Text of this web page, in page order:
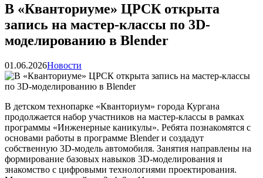
В «Кванториуме» ЦРСК открыта
запись на мастер-классы по 3D-
моделированию в Blender
01.06.2026Posted
in
Новости
В детском технопарке «Кванториум» города Кургана
продолжается набор участников на мастер-классы в рамках
программы «Инженерные каникулы». Ребята познакомятся с
основами работы в программе Blender и создадут
собственную 3D-модель автомобиля. Занятия направлены на
формирование базовых навыков 3D-моделирования и
знакомство с цифровыми технологиями проектирования.